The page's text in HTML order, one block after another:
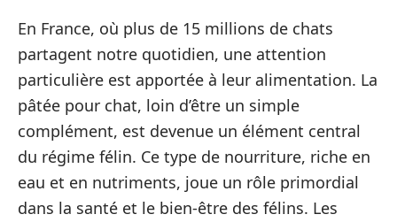
En France, où plus de 15 millions de chats
partagent notre quotidien, une attention
particulière est apportée à leur alimentation. La
pâtée pour chat, loin d’être un simple
complément, est devenue un élément central
du régime félin. Ce type de nourriture, riche en
eau et en nutriments, joue un rôle primordial
dans la santé et le bien-être des félins. Les